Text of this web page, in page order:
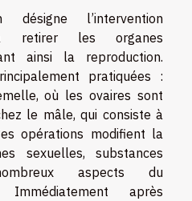
l’intervention
retirer les organes
ainsi la reproduction.
pratiquées :
où les ovaires sont
le mâle, qui consiste à
opérations modifient la
sexuelles, substances
aspects du
Immédiatement après